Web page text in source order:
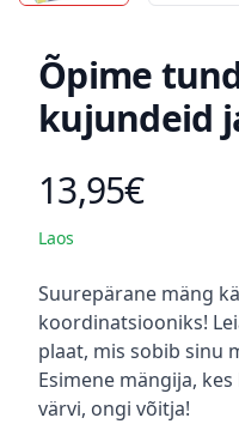
Õpime
kujundeid
Toote hind
13,95€
Laos
Kirjeldus
Suurepärane mäng
koordinatsiooniks!
plaat, mis sobib sinu
Esimene mängija,
värvi, ongi võitja!